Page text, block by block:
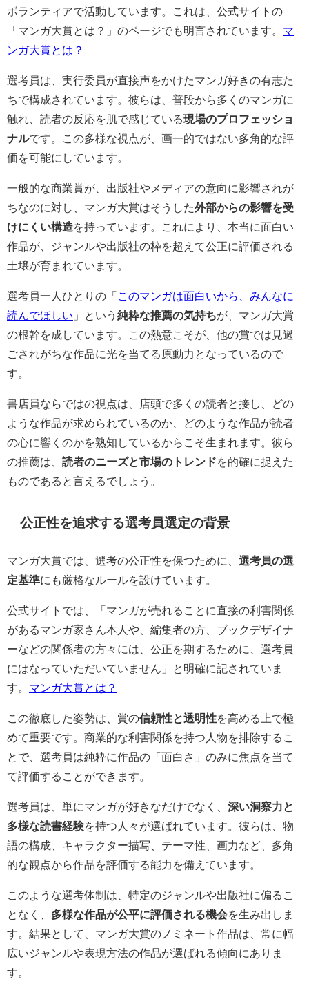
ボランティアで活動しています。これは、公式サイトの
「マンガ大賞とは？」のページでも明言されています。 マ
ンガ大賞とは？
選考員は、実行委員が直接声をかけたマンガ好きの有志た
ちで構成されています。彼らは、普段から多くのマンガに
触れ、読者の反応を肌で感じている現場のプロフェッショ
ナルです。この多様な視点が、画一的ではない多角的な評
価を可能にしています。
一般的な商業賞が、出版社やメディアの意向に影響されが
ちなのに対し、マンガ大賞はそうした外部からの影響を受
けにくい構造を持っています。これにより、本当に面白い
作品が、ジャンルや出版社の枠を超えて公正に評価される
土壌が育まれています。
選考員一人ひとりの「 このマンガは面白いから、みんなに
読んでほしい 」という 純粋な推薦の気持ちが、マンガ大賞
の根幹を成しています。この熱意こそが、他の賞では見過
ごされがちな作品に光を当てる原動力となっているので
す。
書店員ならではの視点は、店頭で多くの読者と接し、どの
ような作品が求められているのか、どのような作品が読者
の心に響くのかを熟知しているからこそ生まれます。彼ら
の推薦は、 読者のニーズと市場のトレンドを的確に捉えた
ものであると言えるでしょう。
公正性を追求する選考員選定の背景
マンガ大賞では、選考の公正性を保つために、 選考員の選
定基準にも厳格なルールを設けています。
公式サイトでは、「マンガが売れることに直接の利害関係
があるマンガ家さん本人や、編集者の方、ブックデザイナ
ーなどの関係者の方々には、公正を期するために、選考員
にはなっていただいていません」と明確に記されていま
す。 マンガ大賞とは？
この徹底した姿勢は、賞の信頼性と透明性を高める上で極
めて重要です。商業的な利害関係を持つ人物を排除するこ
とで、選考員は純粋に作品の「面白さ」のみに焦点を当て
て評価することができます。
選考員は、単にマンガが好きなだけでなく、 深い洞察力と
多様な読書経験を持つ人々が選ばれています。彼らは、物
語の構成、キャラクター描写、テーマ性、画力など、多角
的な観点から作品を評価する能力を備えています。
このような選考体制は、特定のジャンルや出版社に偏るこ
となく、 多様な作品が公平に評価される機会を生み出しま
す。結果として、マンガ大賞のノミネート作品は、常に幅
広いジャンルや表現方法の作品が選ばれる傾向にありま
す。